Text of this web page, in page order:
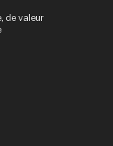
de valeur